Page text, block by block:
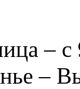
–
–